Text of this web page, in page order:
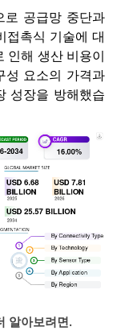
로 공급망 중단과
접촉식 기술에 대
인해 생산 비용이
성 요소의 가격과
성장을 방해했습
알아보려면.